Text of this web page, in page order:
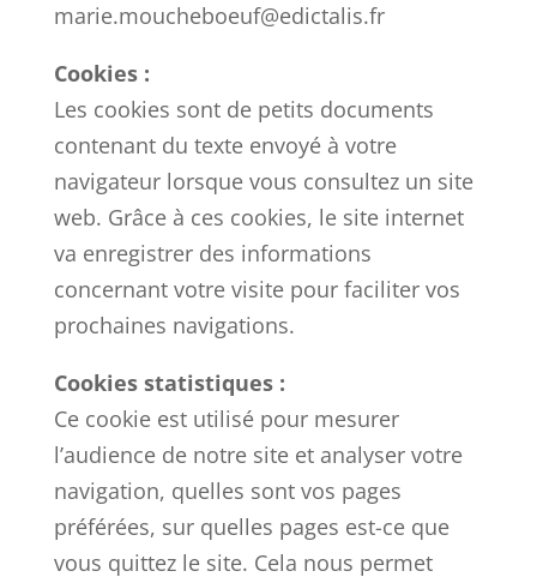
marie.moucheboeuf@edictalis.fr
Cookies :
Les cookies sont de petits documents
contenant du texte envoyé à votre
navigateur lorsque vous consultez un site
web. Grâce à ces cookies, le site internet
va enregistrer des informations
concernant votre visite pour faciliter vos
prochaines navigations.
Cookies statistiques :
Ce cookie est utilisé pour mesurer
l’audience de notre site et analyser votre
navigation, quelles sont vos pages
préférées, sur quelles pages est-ce que
vous quittez le site. Cela nous permet